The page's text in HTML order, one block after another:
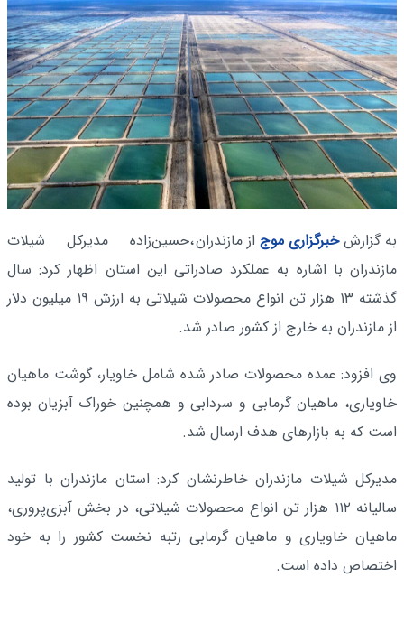
به گزارشخبرگزاری موج از مازندران،حسین‌زاده مدیرکل شیلات
مازندران با اشاره به عملکرد صادراتی این استان اظهار کرد: سال
گذشته ۱۳ هزار تن انواع محصولات شیلاتی به ارزش ۱۹ میلیون دلار
از مازندران به خارج از کشور صادر شد.
وی افزود: عمده محصولات صادر شده شامل خاویار، گوشت ماهیان
خاویاری، ماهیان گرمابی و سردابی و همچنین خوراک آبزیان بوده
است که به بازارهای هدف ارسال شد.
مدیرکل شیلات مازندران خاطرنشان کرد: استان مازندران با تولید
سالیانه ۱۱۲ هزار تن انواع محصولات شیلاتی، در بخش آبزی‌پروری،
ماهیان خاویاری و ماهیان گرمابی رتبه نخست کشور را به خود
اختصاص داده است.